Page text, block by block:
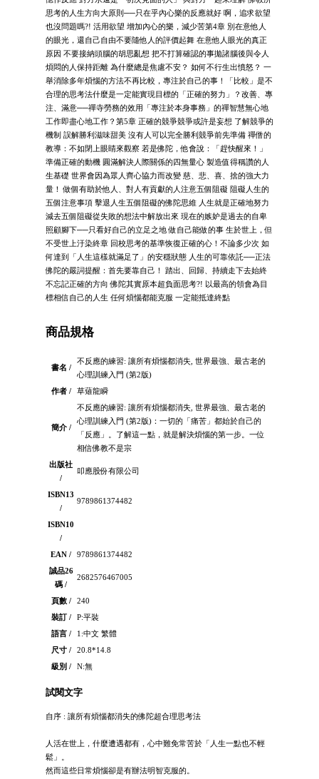
思考的人生方向大原則──只在乎內心樂的反應就好 啊，追求欲望
也沒問題嗎?! 活用欲望 增加內心的樂，減少苦第4章 別在意他人
的眼光，還自己自由不要隨他人的評價起舞 在意他人眼光的真正
原因 不要接納頭腦的胡思亂想 把不打算確認的事拋諸腦後與令人
煩悶的人保持距離 為什麼總是焦慮不安？ 如何不行生出憤怒？ 一
舉消除多年煩惱的方法不再比較，專注於自己的事！「比較」是不
合理的思考法什麼是一定能實現目標的「正確的努力」？改善、專
注、滿意──禪寺勞務的效用「專注於本身事務」的禪智慧無心地
工作即盡心地工作？第5章 正確的競爭競爭或許是妄想 了解競爭的
機制 誤解勝利滋味甜美 沒有人可以完全勝利競爭前先準備 禪僧的
教導：不如閉上眼睛來觀察 若是佛陀，他會說：「趕快醒來！」
準備正確的動機 圓滿解決人際關係的四無量心 製造值得稱讚的人
生基礎 世界會因為眾人齊心協力而改變 慈、悲、喜、捨的強大力
量！ 做個有助於他人、對人有貢獻的人注意五個阻礙 阻礙人生的
五個注意事項 擊退人生五個阻礙的佛陀思維 人生就是正確地努力
減去五個阻礙從失敗的想法中解放出來 現在的嫉妒是過去的自卑
照顧腳下──只看好自己的立足之地 做自己能做的事 生於世上，但
不受世上汙染終章 回校思考的基準恢復正確的心！不論多少次 如
何達到「人生這樣就滿足了」的安穩狀態 人生的可靠依託──正法
佛陀的嚴詞提醒：首先要靠自己！ 踏出、回歸、持續走下去始終
不忘記正確的方向 佛陀其實原本超負面思考?! 以最高的領會為目
標相信自己的人生 任何煩惱都能克服 一定能抵達終點
商品規格
書名 /
不反應的練習: 讓所有煩惱都消失, 世界最強、最古老的
心理訓練入門 (第2版)
作者 /
草薙龍瞬
簡介 /
不反應的練習: 讓所有煩惱都消失, 世界最強、最古老的
心理訓練入門 (第2版)：一切的「痛苦」都始於自己的
「反應」。了解這一點，就是解決煩惱的第一步。一位
相信佛教不是宗
出版社
/
叩應股份有限公司
ISBN13
/
9789861374482
ISBN10
/
EAN /
9789861374482
誠品26
碼 /
2682576467005
頁數 /
240
裝訂 /
P:平裝
語言 /
1:中文 繁體
尺寸 /
20.8*14.8
級別 /
N:無
試閱文字
自序 : 讓所有煩惱都消失的佛陀超合理思考法
人活在世上，什麼遭遇都有，心中難免常苦於「人生一點也不輕
鬆」。
然而這些日常煩惱卻是有辦法明智克服的。